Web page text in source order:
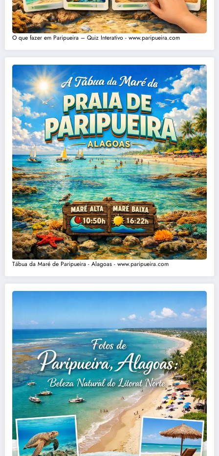
O que fazer em Paripueira – Quiz Interativo - www.paripueira.com
Tábua da Maré de Paripueira - Alagoas - www.paripueira.com